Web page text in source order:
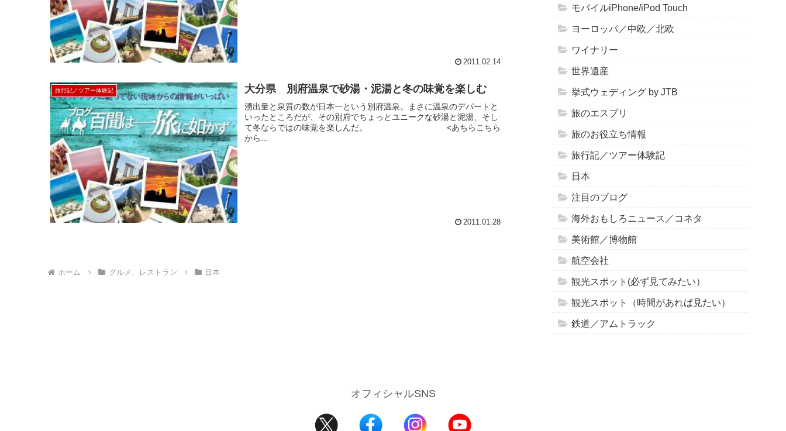
2011.02.14
旅行記／ツアー体験記 大分県 別府温泉で砂湯・泥湯と冬の味覚を楽しむ
湧出量と泉質の数が日本一という別府温泉。まさに温泉のデパートと
いったところだが、その別府でちょっとユニークな砂湯と泥湯、そし
て冬ならではの味覚を楽しんだ。 <あちらこちら
から...
2011.01.28
ホーム グルメ、レストラン 日本
モバイルiPhone/iPod Touch
ヨーロッパ／中欧／北欧
ワイナリー
世界遺産
挙式ウェディング by JTB
旅のエスプリ
旅のお役立ち情報
旅行記／ツアー体験記
日本
注目のブログ
海外おもしろニュース／コネタ
美術館／博物館
航空会社
観光スポット(必ず見てみたい）
観光スポット（時間があれば見たい）
鉄道／アムトラック
オフィシャルSNS